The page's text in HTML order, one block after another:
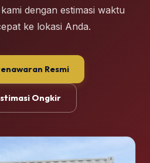
dengan estimasi waktu
ke lokasi Anda.
Resmi
Ongkir